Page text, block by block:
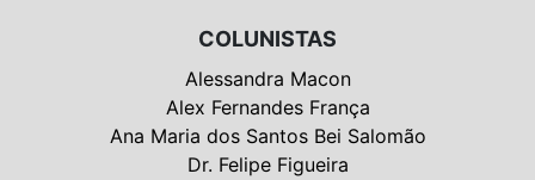
COLUNISTAS
Alessandra Macon
Alex Fernandes França
Ana Maria dos Santos Bei Salomão
Dr. Felipe Figueira